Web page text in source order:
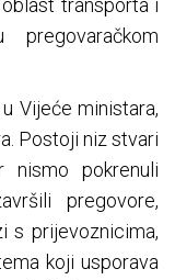
transporta i
Vijeće ministara,
Postoji niz stvari
nismo pokrenuli
pregovore,
s prijevoznicima,
koji usporava